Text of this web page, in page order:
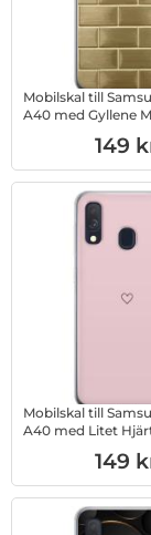
Mobilskal till
A40 med Gyllene
Art. nr 149
Mobilskal till
A40 med Litet
Art. nr 149